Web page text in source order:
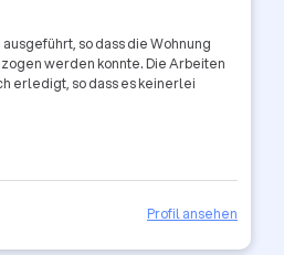
so dass die Wohnung
werden konnte. Die Arbeiten
erledigt, so dass es keinerlei
Profil ansehen